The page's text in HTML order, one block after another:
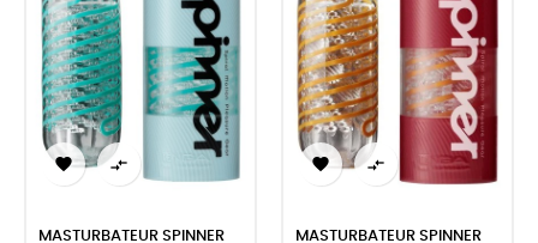
 
MASTURBATEUR SPINNER
 
MASTURBATEUR SPINNER